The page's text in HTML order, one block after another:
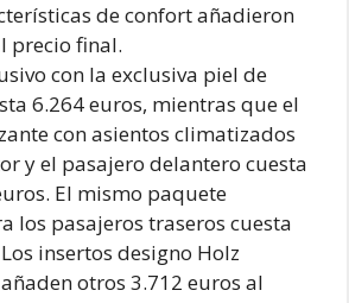
de confort añadieron
precio final.
con la exclusiva piel de
6.264 euros, mientras que el
con asientos climatizados
y el pasajero delantero cuesta
El mismo paquete
los pasajeros traseros cuesta
insertos designo Holz
otros 3.712 euros al